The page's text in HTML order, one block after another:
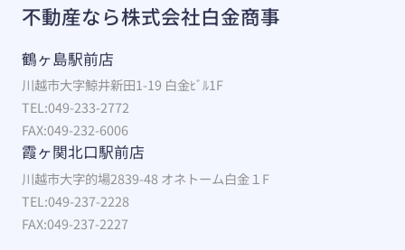
不動産なら株式会社白金商事
鶴ヶ島駅前店
川越市大字鯨井新田1-19 白金ﾋﾞﾙ1F
TEL:049-233-2772
FAX:049-232-6006
霞ヶ関北口駅前店
川越市大字的場2839-48 オネトーム白金１F
TEL:049-237-2228
FAX:049-237-2227